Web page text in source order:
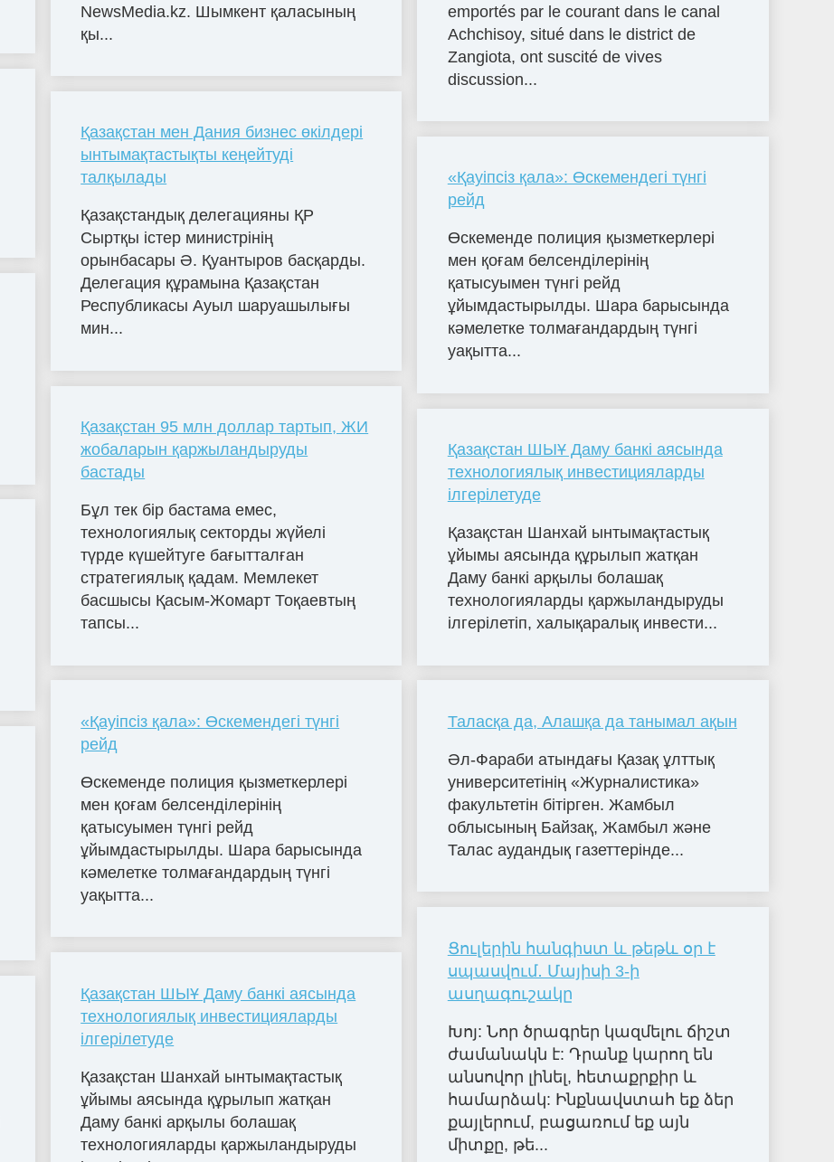
NewsMedia.kz. Шымкент қаласының
қы...
Қазақстан мен Дания бизнес өкілдері
ынтымақтастықты кеңейтуді
талқылады
Қазақстандық делегацияны ҚР
Сыртқы істер министрінің
орынбасары Ә. Қуантыров басқарды.
Делегация құрамына Қазақстан
Республикасы Ауыл шаруашылығы
мин...
Қазақстан 95 млн доллар тартып, ЖИ
жобаларын қаржыландыруды
бастады
Бұл тек бір бастама емес,
технологиялық секторды жүйелі
түрде күшейтуге бағытталған
стратегиялық қадам. Мемлекет
басшысы Қасым-Жомарт Тоқаевтың
тапсы...
«Қауіпсіз қала»: Өскемендегі түнгі
рейд
Өскеменде полиция қызметкерлері
мен қоғам белсенділерінің
қатысуымен түнгі рейд
ұйымдастырылды. Шара барысында
кәмелетке толмағандардың түнгі
уақытта...
Қазақстан ШЫҰ Даму банкі аясында
технологиялық инвестицияларды
ілгерілетуде
Қазақстан Шанхай ынтымақтастық
ұйымы аясында құрылып жатқан
Даму банкі арқылы болашақ
технологияларды қаржыландыруды
emportés par le courant dans le canal
Achchisoy, situé dans le district de
Zangiota, ont suscité de vives
discussion...
«Қауіпсіз қала»: Өскемендегі түнгі
рейд
Өскеменде полиция қызметкерлері
мен қоғам белсенділерінің
қатысуымен түнгі рейд
ұйымдастырылды. Шара барысында
кәмелетке толмағандардың түнгі
уақытта...
Қазақстан ШЫҰ Даму банкі аясында
технологиялық инвестицияларды
ілгерілетуде
Қазақстан Шанхай ынтымақтастық
ұйымы аясында құрылып жатқан
Даму банкі арқылы болашақ
технологияларды қаржыландыруды
ілгерілетіп, халықаралық инвести...
Таласқа да, Алашқа да танымал ақын
Әл-Фараби атындағы Қазақ ұлттық
университетінің «Журналистика»
факультетін бітірген. Жамбыл
облысының Байзақ, Жамбыл және
Талас аудандық газеттерінде...
Ցուլերին հանգիստ և թեթև օր է
սպասվում․ Մայիսի 3-ի
ասղագուշակը
Խոյ: Նոր ծրագրեր կազմելու ճիշտ
ժամանակն է: Դրանք կարող են
անսովոր լինել, հետաքրքիր և
համարձակ: Ինքնավստահ եք ձեր
քայլերում, բացառում եք այն
միտքը, թե...